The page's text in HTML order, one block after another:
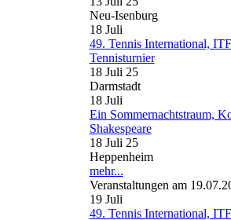
Neu-Isenburg
18 Juli
49. Tennis International,
Tennisturnier
18 Juli 25
Darmstadt
18 Juli
Ein Sommernachtstraum,
Shakespeare
18 Juli 25
Heppenheim
mehr...
Veranstaltungen am
19 Juli
49. Tennis International,